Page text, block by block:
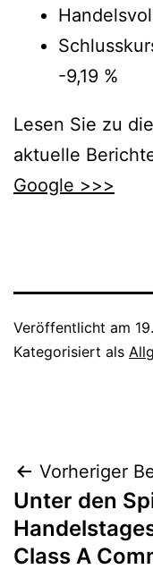
-9,19 %
Lesen Sie zu
aktuelle
Google >>>
Veröffentlicht am
Kategorisiert als
Vorheriger
Unter den
Class A